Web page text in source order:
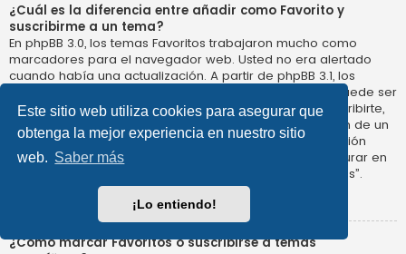
Este sitio web utiliza cookies para asegurar que
obtenga la mejor experiencia en nuestro sitio
web. Saber más
¡Lo entiendo!
¿Cuál es la diferencia entre añadir como Favorito y
suscribirme a un tema?
En phpBB 3.0, los temas Favoritos trabajaron mucho como
marcadores para el navegador web. Usted no era alertado
cuando había una actualización. A partir de phpBB 3.1, los
Favoritos son más como suscribirse a un tema. Usted puede ser
notificado cuando un tema Favorito se actualiza. Al suscribirte,
sin embargo, se le avisará de que hay una actualización de un
tema, o foro en el propio foro. Las opciones de notificación
para los Favoritos y las suscripciones se pueden configurar en
el Panel de Control de Usuario, en “Preferencias de Foros”.
¿Cómo marcar Favoritos o suscribirse a temas